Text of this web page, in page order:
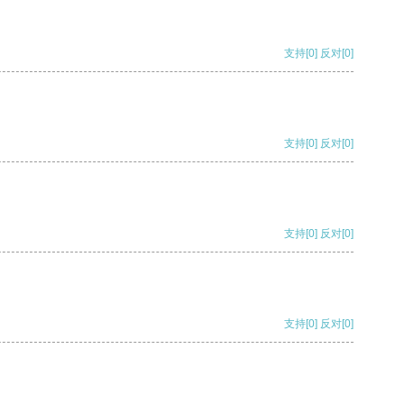
支持[0] 反对[0]
支持[0] 反对[0]
支持[0] 反对[0]
支持[0] 反对[0]